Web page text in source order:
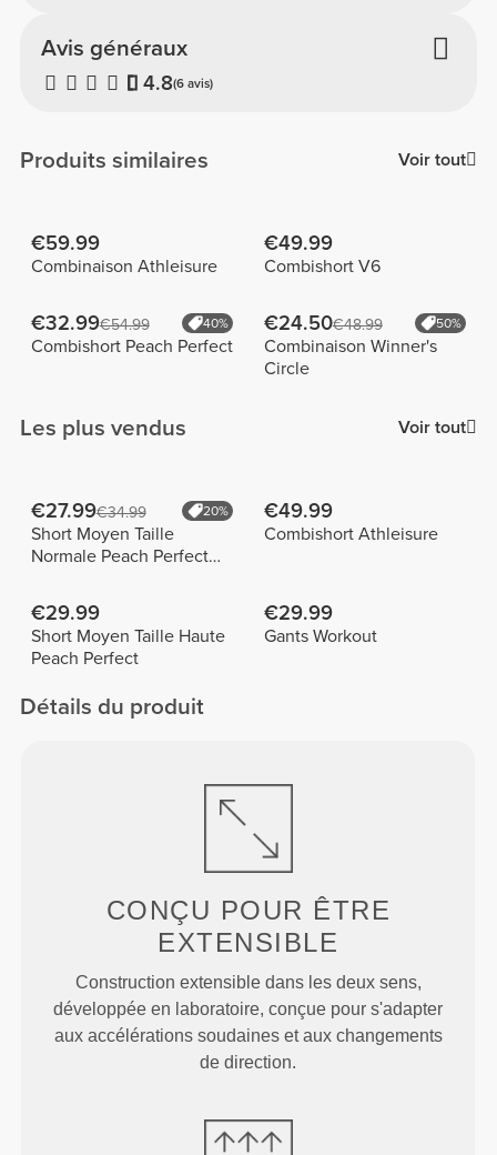
Avis généraux
4.8(6 avis)
Produits similaires Voir tout
€59.99
Combinaison Athleisure
€49.99
Combishort V6
€32.99€54.99 40%
Combishort Peach Perfect
€24.50€48.99 50%
Combinaison Winner's
Circle
Les plus vendus Voir tout
€27.99€34.99 20%
Short Moyen Taille
Normale Peach Perfect
€49.99
Combishort Athleisure
€29.99
Short Moyen Taille Haute
Peach Perfect
€29.99
Gants Workout
Détails du produit
CONÇU POUR ÊTRE
EXTENSIBLE
Construction extensible dans les deux sens,
développée en laboratoire, conçue pour s'adapter
aux accélérations soudaines et aux changements
de direction.